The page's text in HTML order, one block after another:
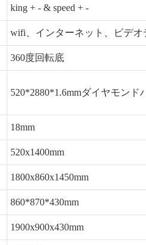
king + - & speed + -
wifi、インターネット、ビデ
360度回転底
520*2880*1.6mmダイヤモンド
18mm
520x1400mm
1800x860x1450mm
860*870*430mm
1900x900x430mm